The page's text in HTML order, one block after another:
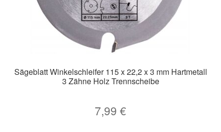
Sägeblatt Winkelschleifer 115 x 22,2 x 3 mm Hartmetall
3 Zähne Holz Trennscheibe
7,99 €